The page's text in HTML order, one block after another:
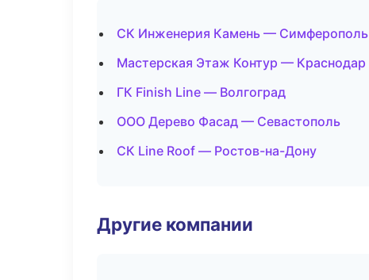
СК Инженерия Камень — Симферополь
Мастерская Этаж Контур — Краснодар
ГК Finish Line — Волгоград
ООО Дерево Фасад — Севастополь
СК Line Roof — Ростов-на-Дону
Другие компании